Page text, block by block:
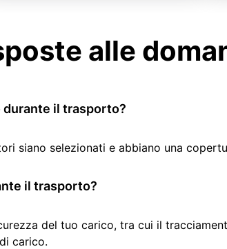
alle
durante il trasporto?
siano selezionati e abbiano una
il trasporto?
del tuo carico, tra cui il
carico.